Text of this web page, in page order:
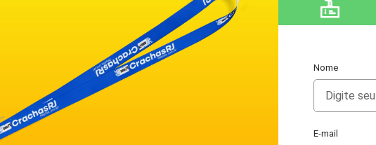
Nome
E-mail